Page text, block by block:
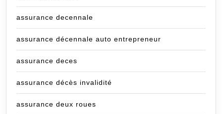
assurance decennale
assurance décennale auto entrepreneur
assurance deces
assurance décès invalidité
assurance deux roues